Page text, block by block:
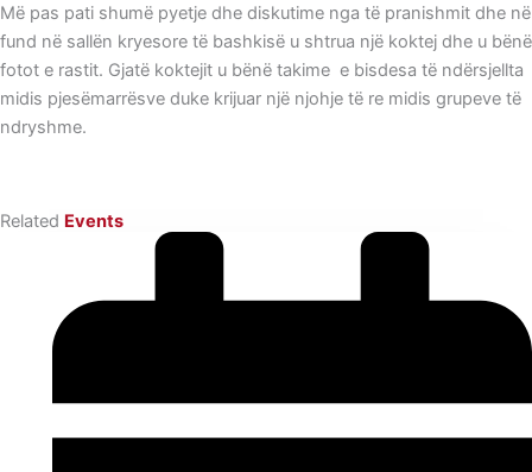
Më pas pati shumë pyetje dhe diskutime nga të pranishmit dhe në
fund në sallën kryesore të bashkisë u shtrua një koktej dhe u bënë
fotot e rastit. Gjatë koktejit u bënë takime e bisdesa të ndërsjellta
midis pjesëmarrësve duke krijuar një njohje të re midis grupeve të
ndryshme.
Related Events